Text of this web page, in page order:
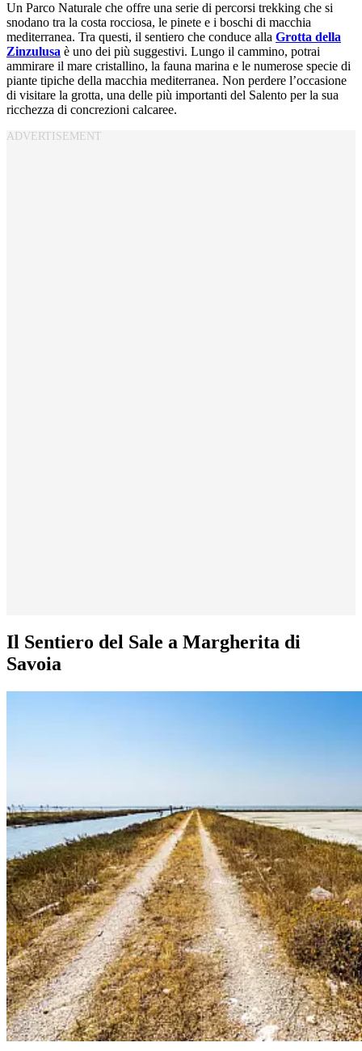
Un Parco Naturale che offre una serie di percorsi trekking che si
snodano tra la costa rocciosa, le pinete e i boschi di macchia
mediterranea. Tra questi, il sentiero che conduce alla Grotta della
Zinzulusa è uno dei più suggestivi. Lungo il cammino, potrai
ammirare il mare cristallino, la fauna marina e le numerose specie di
piante tipiche della macchia mediterranea. Non perdere l’occasione
di visitare la grotta, una delle più importanti del Salento per la sua
ricchezza di concrezioni calcaree.
Il Sentiero del Sale a Margherita di
Savoia